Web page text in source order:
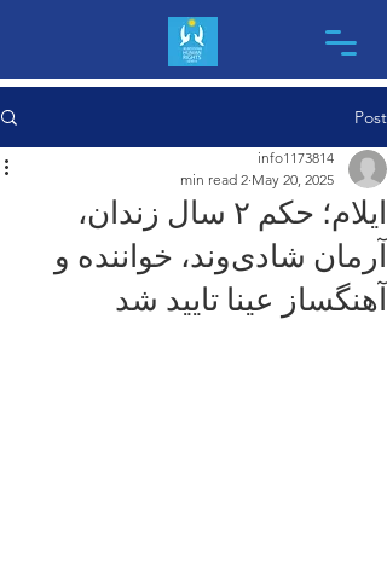
Post
ایلام؛ حکم ۲ سال زندان،
آرمان شادی‌وند، خواننده و
آهنگساز عینا تایید شد
info1173814
May 20, 2025
2 min read